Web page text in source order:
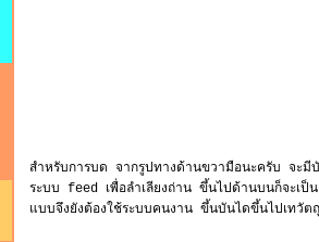
สำหรับการบด จากรูปทางด้านขวามือนะครับ จะ
ระบบ feed เพื่อลำเลียงถ่าน ขึ้นไปด้านบนก็จะเป็
แบบจึงยังต้องใช้ระบบคนงาน ขึ้นบันไดขึ้นไปเทวั